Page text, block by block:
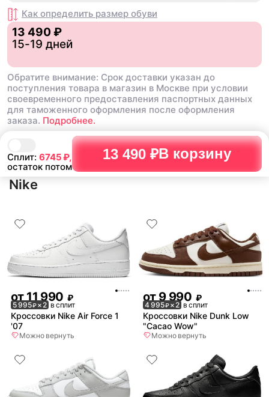
Сплит: 6745₽,
остаток потом
13 490 ₽В корзину
Как определить размер обуви
13 490 ₽
15-19 дней
Обратите внимание: Срок доставки указан до
поступления товара в магазин в Москве при условии
своевременного предоставления паспортных данных
для таможенного оформления после оформления
заказа. Подробнее.
Nike
от 11 990 ₽
5 995₽× 2 в сплит
Кроссовки Nike Air Force 1
'07
Можно вернуть
от 9 990 ₽
4 995₽× 2 в сплит
Кроссовки Nike Dunk Low
"Cacao Wow"
Можно вернуть